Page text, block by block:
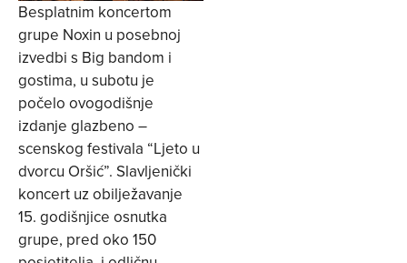
Besplatnim koncertom
grupe Noxin u posebnoj
izvedbi s Big bandom i
gostima, u subotu je
počelo ovogodišnje
izdanje glazbeno –
scenskog festivala “Ljeto u
dvorcu Oršić”. Slavljenički
koncert uz obilježavanje
15. godišnjice osnutka
grupe, pred oko 150